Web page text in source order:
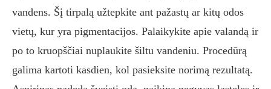
vandens. Šį tirpalą užtepkite ant pažastų ar kitų odos
vietų, kur yra pigmentacijos. Palaikykite apie valandą ir
po to kruopščiai nuplaukite šiltu vandeniu. Procedūrą
galima kartoti kasdien, kol pasieksite norimą rezultatą.